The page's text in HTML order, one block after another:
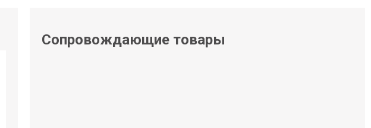
Сопровождающие товары